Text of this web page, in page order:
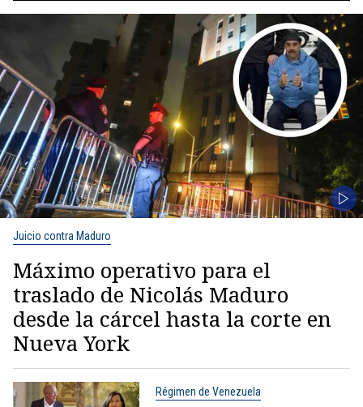
Juicio contra Maduro
Máximo operativo para el
traslado de Nicolás Maduro
desde la cárcel hasta la corte en
Nueva York
Régimen de Venezuela